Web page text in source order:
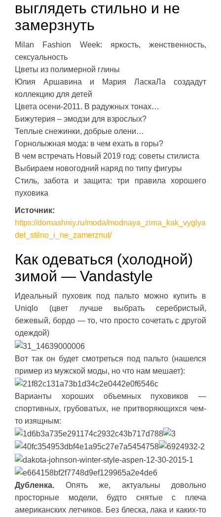
выглядеть стильно и не
замерзнуть
Milan Fashion Week: яркость, женственность,
сексуальность
Цветы из полимерной глины
Юлия Аршавина и Мария ЛаскаЛа создадут
коллекцию для детей
Цвета осени-2011. В радужных тонах…
Бижутерия – эмодзи для взрослых?
Теплые снежинки, добрые олени…
Горнолыжная мода: в чем ехать в горы?
В чем встречать Новый 2019 год: советы стилиста
Выбираем новогодний наряд по типу фигуры
Стиль, забота и защита: три правила хорошего
пуховика
Источник:
https://domashniy.ru/moda/modnaya_zima_kak_vyglya
det_stilno_i_ne_zamerznut/
Как одеваться (холодной)
зимой — Vandastyle
Идеальный пуховик под пальто можно купить в
Uniqlo (цвет лучше выбрать серебристый,
бежевый, бордо — то, что просто сочетать с другой
одеждой)
Вот так он будет смотреться под пальто (нашелся
пример из мужской моды, но что нам мешает):
Варианты хороших объемных пуховиков —
спортивных, грубоватых, не притворяющихся чем-
то изящным:
Дубленка. Опять же, актуальны довольно
просторные модели, будто снятые с плеча
американских летчиков. Без блеска, лака и каких-то